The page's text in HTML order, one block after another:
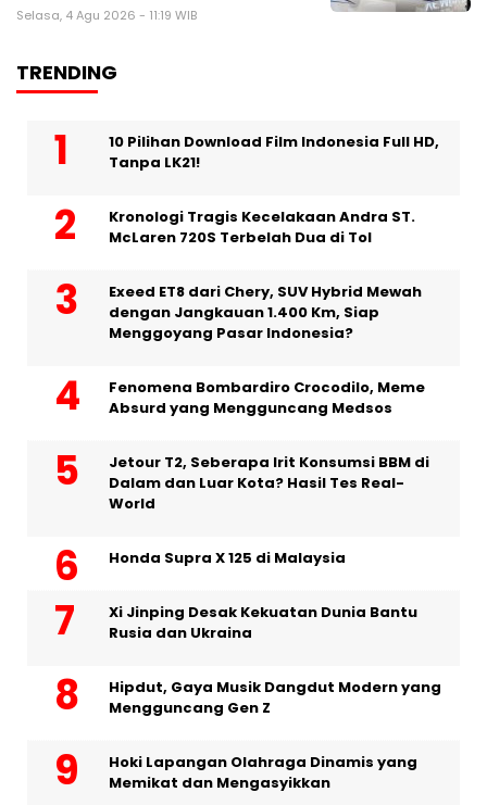
Selasa, 4 Agu 2026 - 11:19 WIB
TRENDING
10 Pilihan Download Film Indonesia Full HD,
Tanpa LK21!
Kronologi Tragis Kecelakaan Andra ST.
McLaren 720S Terbelah Dua di Tol
Exeed ET8 dari Chery, SUV Hybrid Mewah
dengan Jangkauan 1.400 Km, Siap
Menggoyang Pasar Indonesia?
Fenomena Bombardiro Crocodilo, Meme
Absurd yang Mengguncang Medsos
Jetour T2, Seberapa Irit Konsumsi BBM di
Dalam dan Luar Kota? Hasil Tes Real-
World
Honda Supra X 125 di Malaysia
Xi Jinping Desak Kekuatan Dunia Bantu
Rusia dan Ukraina
Hipdut, Gaya Musik Dangdut Modern yang
Mengguncang Gen Z
Hoki Lapangan Olahraga Dinamis yang
Memikat dan Mengasyikkan